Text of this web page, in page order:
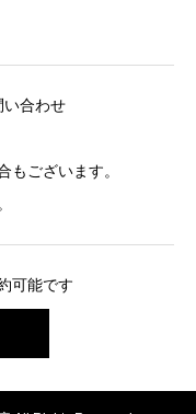
い合わせ
ございます。
可能です